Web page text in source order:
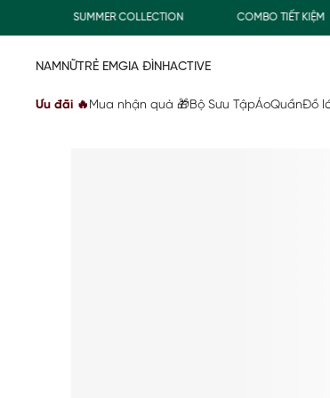
SUMMER COLLECTION COMBO TIẾT KIỆM
NAMNỮTRẺ EMGIA ĐÌNHACTIVE
Ưu đãi 🔥 Mua nhận quà 🎁Bộ Sưu TậpÁoQuầnĐồ